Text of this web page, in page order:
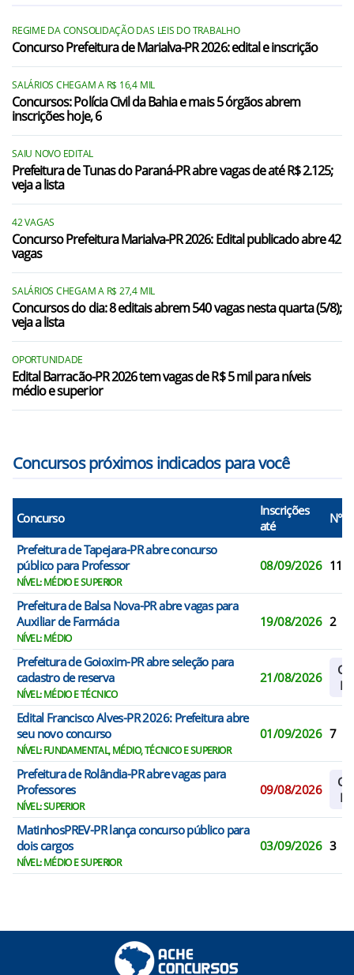
REGIME DA CONSOLIDAÇÃO DAS LEIS DO TRABALHO
Concurso Prefeitura de Marialva-PR 2026: edital e inscrição
SALÁRIOS CHEGAM A R$ 16,4 MIL
Concursos: Polícia Civil da Bahia e mais 5 órgãos abrem
inscrições hoje, 6
SAIU NOVO EDITAL
Prefeitura de Tunas do Paraná-PR abre vagas de até R$ 2.125;
veja a lista
42 VAGAS
Concurso Prefeitura Marialva-PR 2026: Edital publicado abre 42
vagas
SALÁRIOS CHEGAM A R$ 27,4 MIL
Concursos do dia: 8 editais abrem 540 vagas nesta quarta (5/8);
veja a lista
OPORTUNIDADE
Edital Barracão-PR 2026 tem vagas de R$ 5 mil para níveis
médio e superior
Concursos próximos indicados para você
Concurso
Inscrições
até
N°
Prefeitura de Tapejara-PR abre concurso
público para Professor
NÍVEL: MÉDIO E SUPERIOR
08/09/2026 11
Prefeitura de Balsa Nova-PR abre vagas para
Auxiliar de Farmácia
NÍVEL: MÉDIO
19/08/2026 2
Prefeitura de Goioxim-PR abre seleção para
cadastro de reserva
NÍVEL: MÉDIO E TÉCNICO
21/08/2026
Edital Francisco Alves-PR 2026: Prefeitura abre
seu novo concurso
NÍVEL: FUNDAMENTAL, MÉDIO, TÉCNICO E SUPERIOR
01/09/2026 7
Prefeitura de Rolândia-PR abre vagas para
Professores
NÍVEL: SUPERIOR
09/08/2026
MatinhosPREV-PR lança concurso público para
dois cargos
NÍVEL: MÉDIO E SUPERIOR
03/09/2026 3